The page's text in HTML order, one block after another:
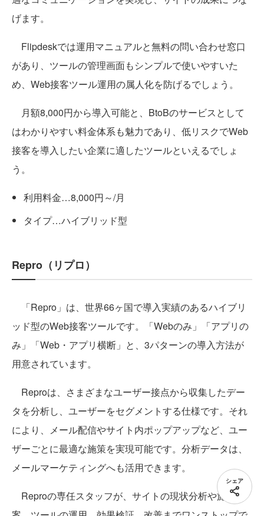
げます。
Flipdeskでは運用マニュアルと無料の問い合わせ窓口
があり、ツールの管理画面もシンプルで使いやすいた
め、Web接客ツール運用の属人化を防げるでしょう。
月額8,000円から導入可能と、BtoBのサービスとして
はわかりやすい料金体系も魅力であり、低リスクでWeb
接客を導入したい企業に適したツールといえるでしょ
う。
利用料金…8,000円～/月
タイプ…ハイブリッド型
Repro（リプロ）
「Repro」は、世界66ヶ国で導入実績のあるハイブリ
ッド型のWeb接客ツールです。「Webのみ」「アプリの
み」「Web・アプリ横断」と、3パターンの導入方法が
用意されています。
Reproは、さまざまなユーザー接点から収集したデー
タを分析し、ユーザーをセグメントする仕様です。それ
により、メール配信やサイト内ポップアップなど、ユー
ザーごとに最適な施策を実現可能です。分析データは、
メールマーケティングへも活用できます。
Reproの専任スタッフが、サイトの現状分析や施策立
シェア